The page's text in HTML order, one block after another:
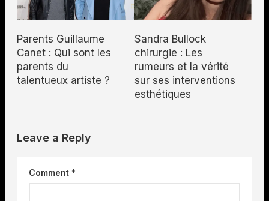
Parents Guillaume
Canet : Qui sont les
parents du
talentueux artiste ?
Sandra Bullock
chirurgie : Les
rumeurs et la vérité
sur ses interventions
esthétiques
Leave a Reply
Comment *